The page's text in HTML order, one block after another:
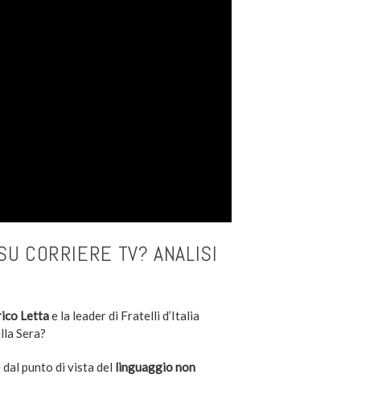
CORRIERE TV? ANALISI
Lettae la leader di Fratelli d’Italia
Sera?
punto di vista del linguaggio non